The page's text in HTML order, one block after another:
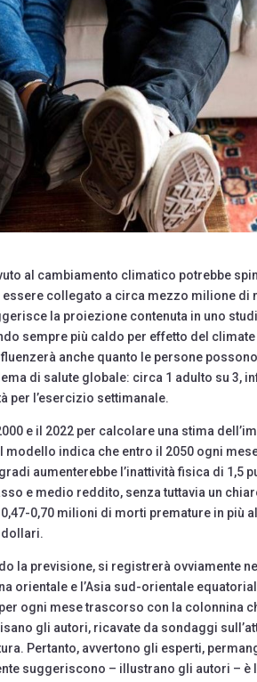
al cambiamento climatico potrebbe
collegato a circa mezzo milione di
la proiezione contenuta in uno
sempre più caldo per effetto del
anche quanto le persone
di salute globale: circa 1 adulto su 3,
per l’esercizio settimanale.
e il 2022 per calcolare una stima
indica che entro il 2050 ogni
aumenterebbe l’inattività fisica di 1,5
e medio reddito, senza tuttavia un
0,70 milioni di morti premature in più
dollari.
la previsione, si registrerà ovviamente
orientale e l’Asia sud-orientale
ogni mese trascorso con la colonnina
gli autori, ricavate da sondaggi
Pertanto, avvertono gli esperti,
suggeriscono – illustrano gli autori – è